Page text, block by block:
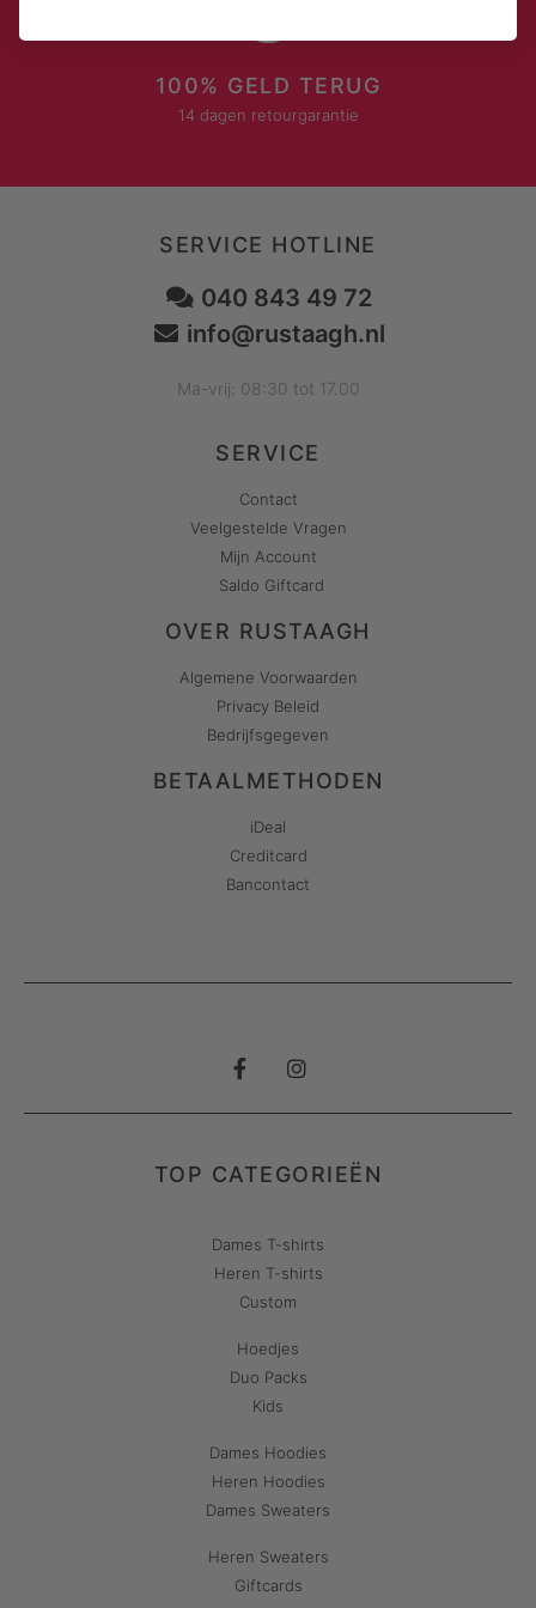
100% GELD TERUG
14 dagen retourgarantie
SERVICE HOTLINE
040 843 49 72
info@rustaagh.nl
Ma-vrij: 08:30 tot 17.00
SERVICE
Contact
Veelgestelde Vragen
Mijn Account
Saldo Giftcard
OVER RUSTAAGH
Algemene Voorwaarden
Privacy Beleid
Bedrijfsgegeven
BETAALMETHODEN
iDeal
Creditcard
Bancontact
TOP CATEGORIEËN
Dames T-shirts
Heren T-shirts
Custom
Hoedjes
Duo Packs
Kids
Dames Hoodies
Heren Hoodies
Dames Sweaters
Heren Sweaters
Giftcards